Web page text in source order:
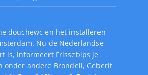
douchewc en het installeren
Nu de Nederlandse
is, informeert Frissebips je
onder andere Brondell, Geberit